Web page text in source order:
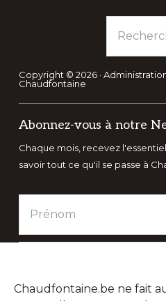
Chaudfontaine.be ne fait
dans
ce
site
Copyright © 2026 ·
Chaudfontaine
Abonnez-vous à notre
Chaque mois, recevez
savoir tout ce qu'il se passe à